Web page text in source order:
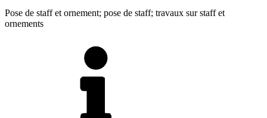
Pose de staff et ornement; pose de staff; travaux sur staff et
ornements